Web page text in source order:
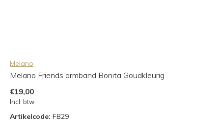
Melano
Melano Friends armband Bonita Goudkleurig
€19,00
Incl. btw
Artikelcode: FB29